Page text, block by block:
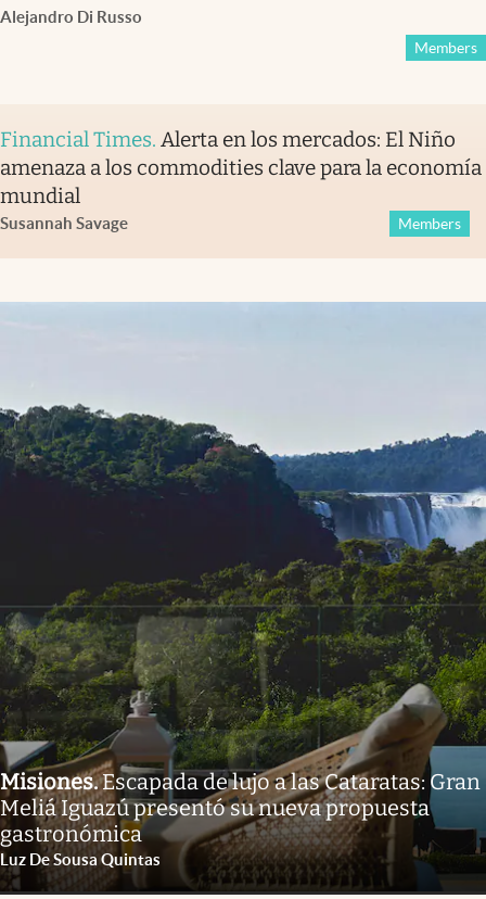
Alejandro Di Russo
Members
Financial Times. Alerta en los mercados: El Niño
amenaza a los commodities clave para la economía
mundial
Susannah Savage Members
Misiones.Escapada de lujo a las Cataratas: Gran
Meliá Iguazú presentó su nueva propuesta
gastronómica
Luz De Sousa Quintas